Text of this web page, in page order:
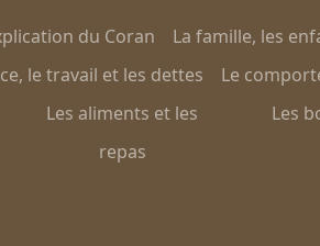
du Coran La famille, les
le travail et les dettes
Le
Les aliments et les
repas
Les